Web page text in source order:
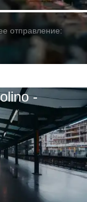
отправление:
-